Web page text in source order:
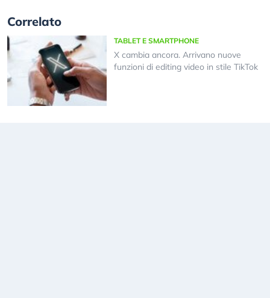
Correlato
TABLET E SMARTPHONE
X cambia ancora. Arrivano nuove
funzioni di editing video in stile TikTok